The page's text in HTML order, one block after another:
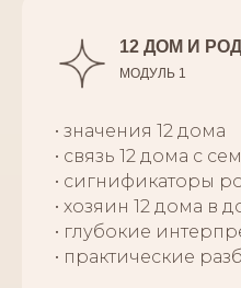
12 ДОМ И
МОДУЛЬ 1
• значения 12 дома
• связь 12 дома с
• сигнификаторы
• хозяин 12 дома в
• глубокие
• практические